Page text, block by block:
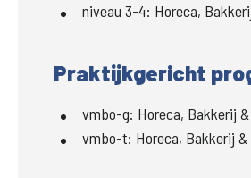
niveau 3-4: Horeca,
Praktijkgericht
vmbo-g: Horeca, Bakkerij
vmbo-t: Horeca, Bakkerij